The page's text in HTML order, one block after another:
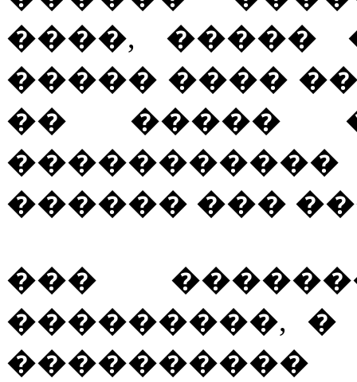
����, �����
����� ����
�� �����
�����������
������ ���
���
���������,